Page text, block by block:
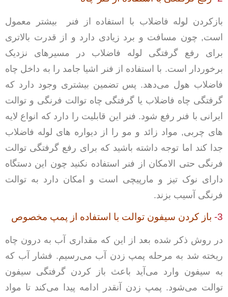
بازکردن لوله فاضلاب با استفاده از فنر بیشتر معمول
است, چون مسافت و برد زیادی دارد و از قدرت بالاتری
برای رفع گرفتگی لوله فاضلاب در مسیرهای نزدیک
برخوردار است. با استفاده از فنر اشیا جامد را به داخل چاه
فاضلاب هول می‌دهد. پس تضمین بیشتری وجود دارد که
گرفتگی چاه فاضلاب یا گرفتگی چاه توالت فرنگی و توالت
ایرانی با فنر رفع شود. فنر این قابلیت را دارد که انواع لایه
های چربی, مواد زائد و مو را از دیواره های لوله فاضلاب
جدا کند اما توجه داشته باشید که برای رفع گرفتگی توالت
فرنگی حتی الامکان از فنر استفاده نکنید چون این دستگاه
دارای نوک تیز و مارپیچی است و امکان دارد به توالت
فرنگی آسیب بزند.
3- باز کردن سیفون توالت با استفاده از پمپ مخصوص
در روش ذکر شده بعد از این که مقداری آب به درون چاه
ریخته شد به مرحله پمپ زدن آب می‌رسیم. فشار آب که
به سیفون وارد می‌آید باعث باز کردن گرفتگی سیفون
توالت می‌شود. پمپ زدن آنقدر ادامه پیدا می‌کند تا مواد